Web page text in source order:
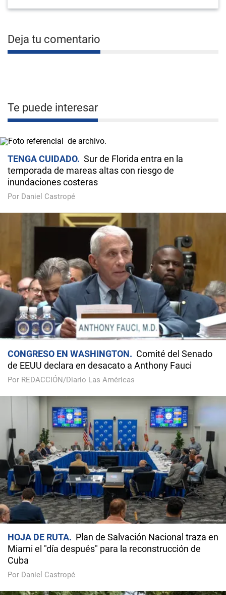
Deja tu comentario
Te puede interesar
TENGA CUIDADO
Sur de Florida entra en la
temporada de mareas altas con riesgo de
inundaciones costeras
Por Daniel Castropé
CONGRESO EN WASHINGTON
Comité del Senado
de EEUU declara en desacato a Anthony Fauci
Por REDACCIÓN/Diario Las Américas
HOJA DE RUTA
Plan de Salvación Nacional traza en
Miami el "día después" para la reconstrucción de
Cuba
Por Daniel Castropé